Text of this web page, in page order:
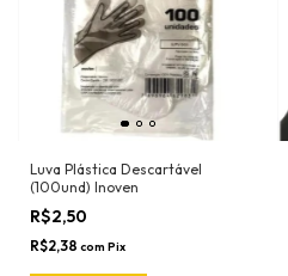
Luva Plástica Descartável
(100und) Inoven
R$2,50
R$2,38 com Pix